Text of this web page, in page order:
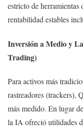
estricto de
rentabilidad estables
Inversión a Medio y
Trading)
Para activos más
rastreadores (trackers),
más medido. En lugar
la IA ofreció utilidades